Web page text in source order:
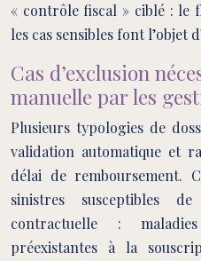
« contrôle fiscal » ciblé : le
les cas sensibles font l’objet
Cas d’exclusion
manuelle par les
Plusieurs typologies de
validation automatique et
délai de remboursement.
sinistres susceptibles
contractuelle :
préexistantes à la